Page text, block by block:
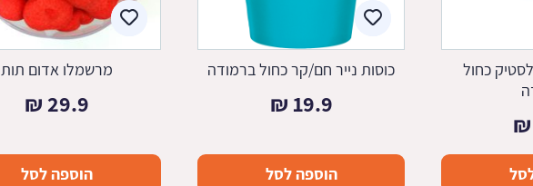
כחול
₪
כוסות נייר חם/קר כחול ברמודה
19.9
₪
הוספה לסל
מרשמלו אדום תות
29.9
₪
הוספה לסל